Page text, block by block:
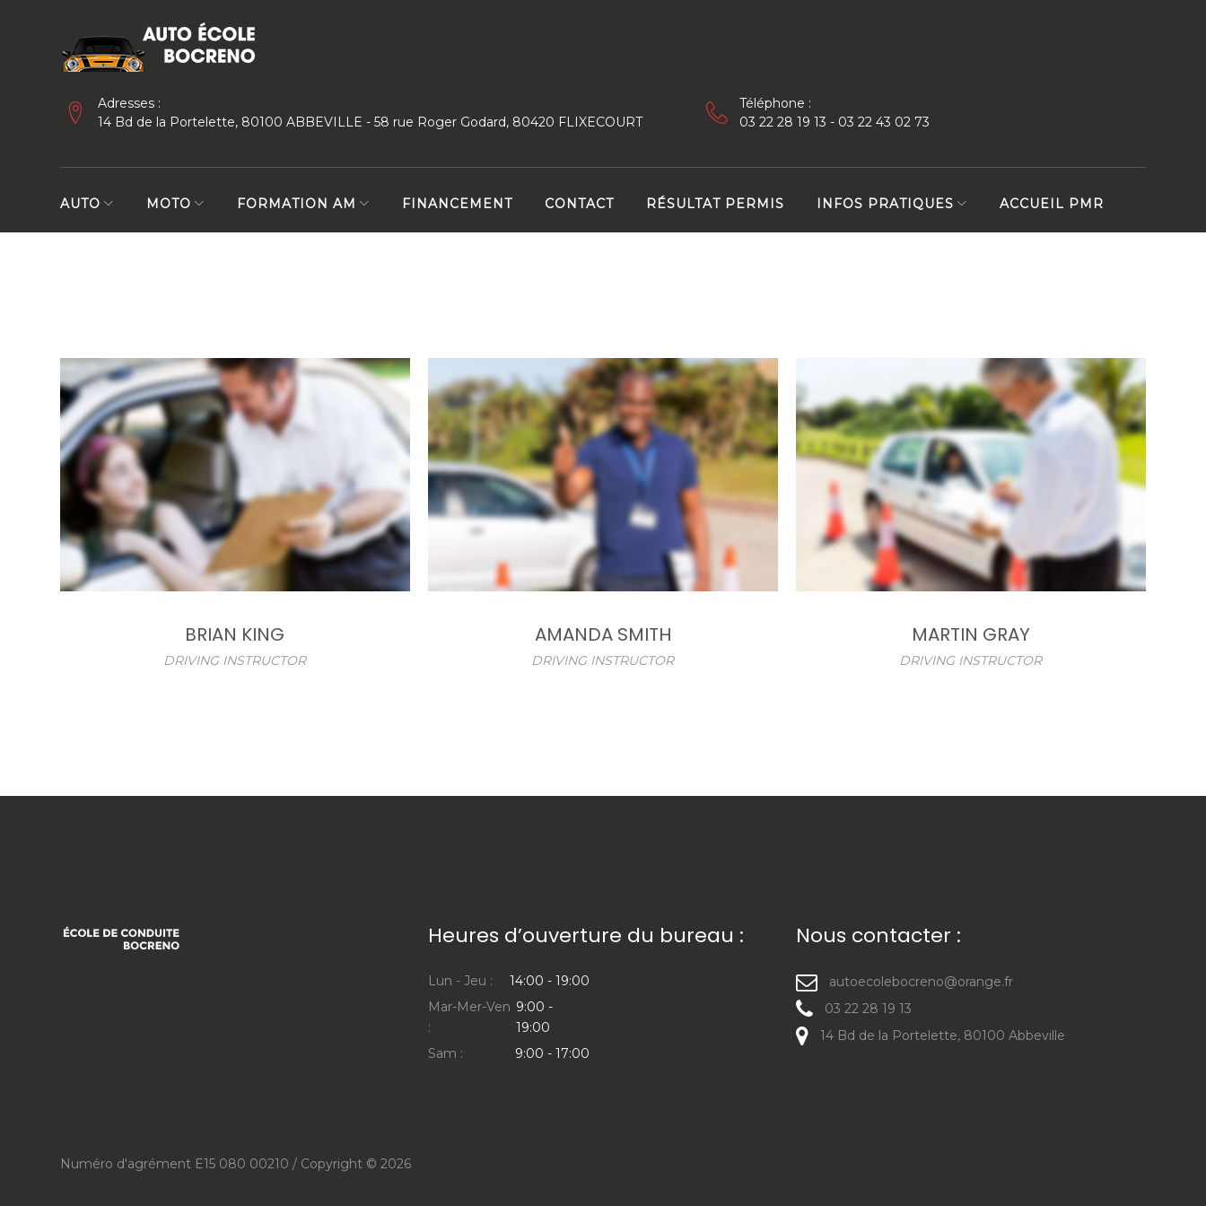
Adresses :
14 Bd de la Portelette, 80100 ABBEVILLE - 58 rue Roger Godard, 80420 FLIXECOURT
Téléphone :
03 22 28 19 13 - 03 22 43 02 73
AUTO MOTO FORMATION AM FINANCEMENT CONTACT RÉSULTAT PERMIS INFOS PRATIQUES ACCUEIL PMR
BRIAN KING
DRIVING INSTRUCTOR
AMANDA SMITH
DRIVING INSTRUCTOR
MARTIN GRAY
DRIVING INSTRUCTOR
Heures d’ouverture du bureau :
Lun - Jeu :
14:00 - 19:00
Mar-Mer-Ven
:
9:00 -
19:00
Sam :
9:00 - 17:00
Nous contacter :
autoecolebocreno@orange.fr
03 22 28 19 13
14 Bd de la Portelette, 80100 Abbeville
Numéro d'agrément E15 080 00210 / Copyright © 2026